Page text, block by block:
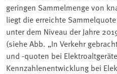
geringen Sammelmenge von
liegt die erreichte
unter dem Niveau der Jahre
(siehe Abb. „In Verkehr
und -quoten bei
Kennzahlenentwicklung bei